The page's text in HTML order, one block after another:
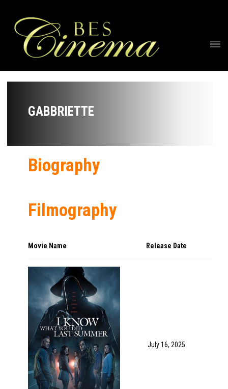
GABBRIETTE
Biography
Filmography
Movie Name Release Date
July 16, 2025